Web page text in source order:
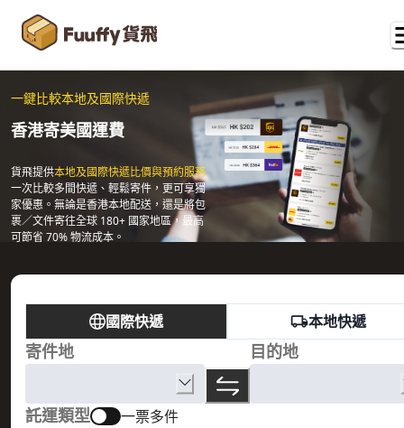
一鍵比較本地及國際快遞
香港寄美國運費
貨飛提供本地及國際快遞比價與預約服務
一次比較多間快遞、輕鬆寄件，更可享獨
家優惠。無論是香港本地配送，還是將包
裹／文件寄往全球 180+ 國家地區，最高
可節省 70% 物流成本。
國際快遞 本地快遞
寄件地 目的地
託運類型 一票多件